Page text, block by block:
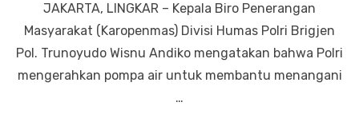
JAKARTA, LINGKAR – Kepala Biro Penerangan
Masyarakat (Karopenmas) Divisi Humas Polri Brigjen
Pol. Trunoyudo Wisnu Andiko mengatakan bahwa Polri
mengerahkan pompa air untuk membantu menangani
…